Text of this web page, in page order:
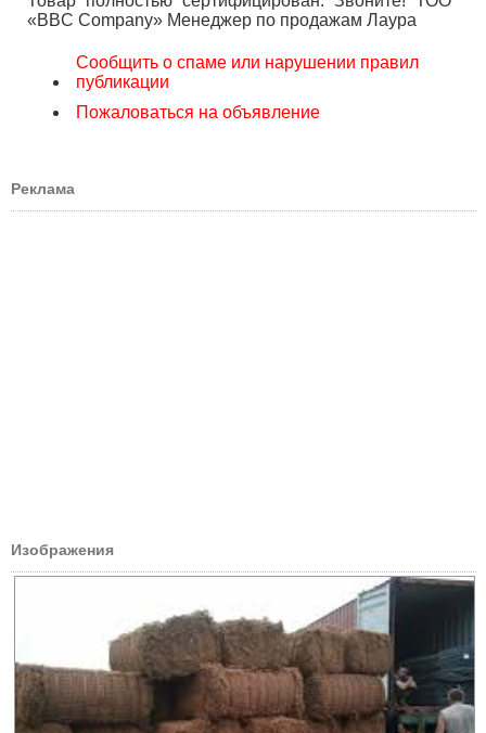
«BBC Company» Менеджер по продажам Лаура
Сообщить о спаме или нарушении правил
публикации
Пожаловаться на объявление
Реклама
Изображения